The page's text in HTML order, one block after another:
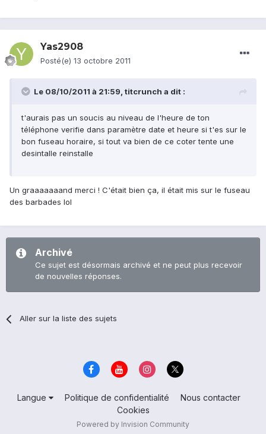
Yas2908
Posté(e) 13 octobre 2011
Le 08/10/2011 à 21:59, titcrunch a dit :
t'aurais pas un soucis au niveau de l'heure de ton
téléphone verifie dans paramètre date et heure si t'es sur le
bon fuseau horaire, si tout va bien de ce coter tente une
desintalle reinstalle
Un graaaaaaand merci ! C'était bien ça, il était mis sur le fuseau
des barbades lol
Archivé
Ce sujet est désormais archivé et ne peut plus recevoir
de nouvelles réponses.
Aller sur la liste des sujets
Langue Politique de confidentialité
Nous contacter
Cookies
Powered by Invision Community